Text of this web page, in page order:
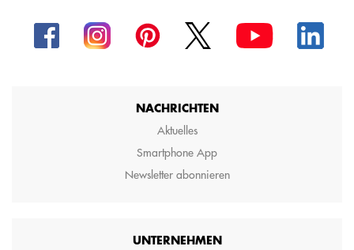
NACHRICHTEN
Aktuelles
Smartphone App
Newsletter abonnieren
UNTERNEHMEN